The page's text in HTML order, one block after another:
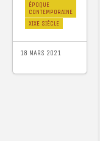
ÉPOQUE
CONTEMPORAINE
XIXE SIÈCLE
18 MARS 2021